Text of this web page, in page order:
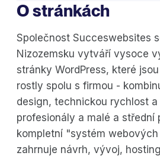
O stránkách
Společnost Succeswebsites
Nizozemsku vytváří vysoce
stránky WordPress, které
rostly spolu s firmou -
design, technickou rychlost
profesionály a malé a střední
kompletní "systém
zahrnuje návrh, vývoj,